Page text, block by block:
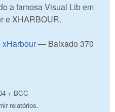
a famosa Visual Lib em
e XHARBOUR.
— Baixado 370
+ BCC
relatórios.